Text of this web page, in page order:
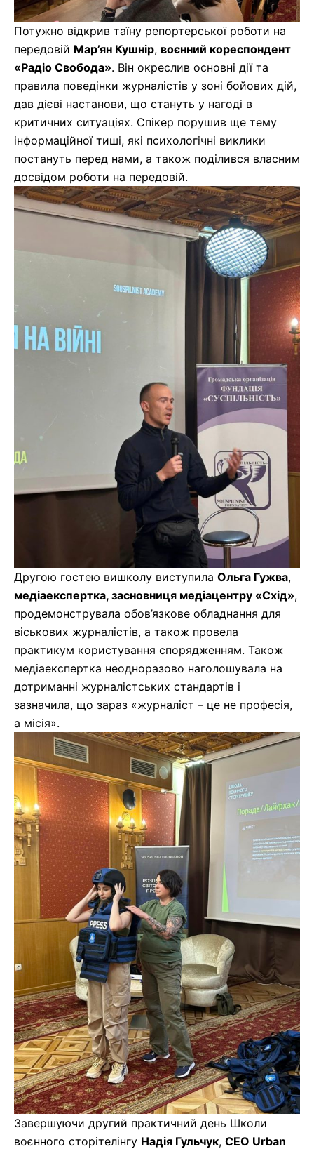
Потужно відкрив таїну репортерської роботи на
передовій Мар’ян Кушнір, воєнний кореспондент
«Радіо Свобода». Він окреслив основні дії та
правила поведінки журналістів у зоні бойових дій,
дав дієві настанови, що стануть у нагоді в
критичних ситуаціях. Спікер порушив ще тему
інформаційної тиші, які психологічні виклики
постануть перед нами, а також поділився власним
досвідом роботи на передовій.
Другою гостею вишколу виступила Ольга Гужва,
медіаекспертка, засновниця медіацентру «Схід»,
продемонструвала обов’язкове обладнання для
віськових журналістів, а також провела
практикум користування спорядженням. Також
медіаекспертка неодноразово наголошувала на
дотриманні журналістських стандартів і
зазначила, що зараз «журналіст – це не професія,
а місія».
Завершуючи другий практичний день Школи
воєнного сторітелінгу Надія Гульчук, СЕО Urban